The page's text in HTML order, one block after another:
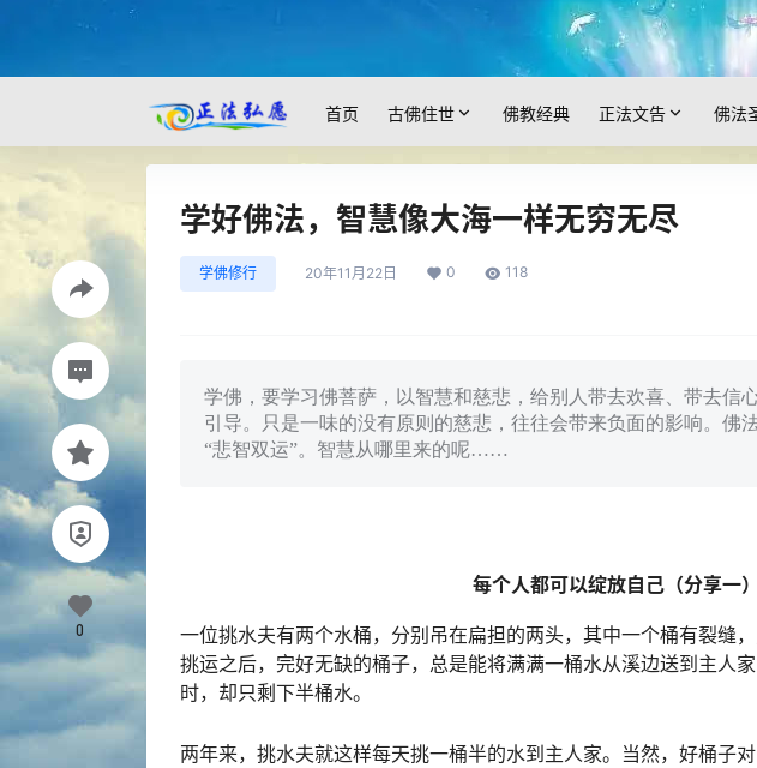
首页 古佛住世 佛教经典 正法文告 佛法
学好佛法，智慧像大海一样无穷无尽
学佛修行 20年11月22日 0 118
学佛，要学习佛菩萨，以智慧和慈悲，给别人带去欢喜、带去信
引导。只是一味的没有原则的慈悲，往往会带来负面的影响。佛
“悲智双运”。智慧从哪里来的呢……
每个人都可以绽放自己（分享一）
一位挑水夫有两个水桶，分别吊在扁担的两头，其中一个桶有裂缝
挑运之后，完好无缺的桶子，总是能将满满一桶水从溪边送到主人
时，却只剩下半桶水。
两年来，挑水夫就这样每天挑一桶半的水到主人家。当然，好桶子
0